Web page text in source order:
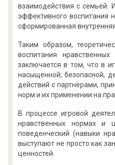
взаимодействия с семьёй.
эффективного воспитания
сформированная
Таким образом,
воспитания
заключается в том, что в
насыщенной, безопасной,
действий с партнёрами,
норм и их применении на
В процессе игровой
нравственных нормах и
поведенческий (навыки
выступают не просто как
ценностей.